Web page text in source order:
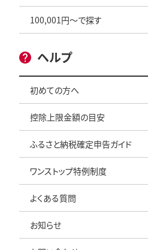
100,001円～で探す
ヘルプ
初めての方へ
控除上限金額の目安
ふるさと納税確定申告ガイド
ワンストップ特例制度
よくある質問
お知らせ